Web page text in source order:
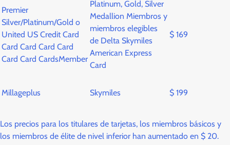
Premier
Silver/Platinum/Gold o
United US Credit Card
Card Card Card Card
Card Card CardsMember
Platinum, Gold, Silver
Medallion Miembros y
miembros elegibles
de Delta Skymiles
American Express
Card
$ 169
Millageplus Skymiles $ 199
Los precios para los titulares de tarjetas, los miembros básicos y
los miembros de élite de nivel inferior han aumentado en $ 20.